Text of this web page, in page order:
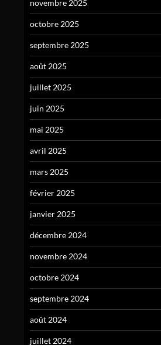
novembre 2025
octobre 2025
septembre 2025
août 2025
juillet 2025
juin 2025
mai 2025
avril 2025
mars 2025
février 2025
janvier 2025
décembre 2024
novembre 2024
octobre 2024
septembre 2024
août 2024
juillet 2024